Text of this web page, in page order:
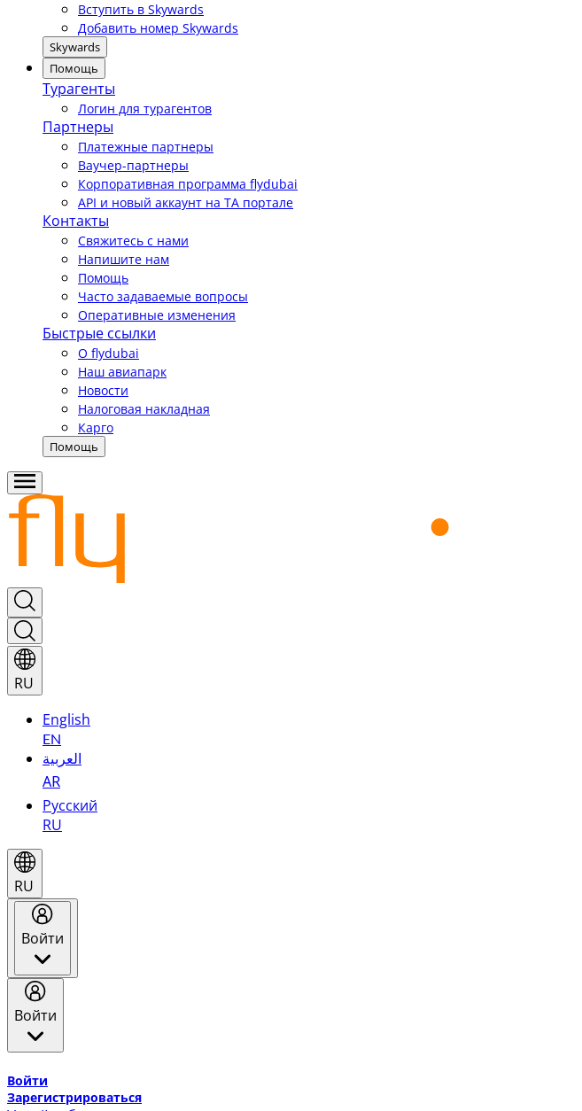
Вступить в Skywards
Добавить номер Skywards
Skywards
Помощь
Турагенты
Логин для турагентов
Партнеры
Платежные партнеры
Ваучер-партнеры
Корпоративная программа flydubai
API и новый аккаунт на TA портале
Контакты
Свяжитесь с нами
Напишите нам
Помощь
Часто задаваемые вопросы
Оперативные изменения
Быстрые ссылки
О flydubai
Наш авиапарк
Новости
Налоговая накладная
Карго
Помощь
RU
English
EN
العربية
AR
Русский
RU
RU
Войти
Войти
Войти
Зарегистрироваться